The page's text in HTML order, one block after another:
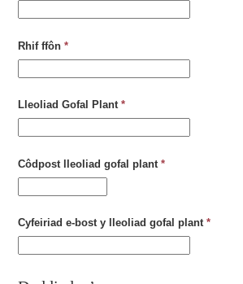
Rhif ffôn *
Lleoliad Gofal Plant *
Côdpost lleoliad gofal plant *
Cyfeiriad e-bost y lleoliad gofal plant *